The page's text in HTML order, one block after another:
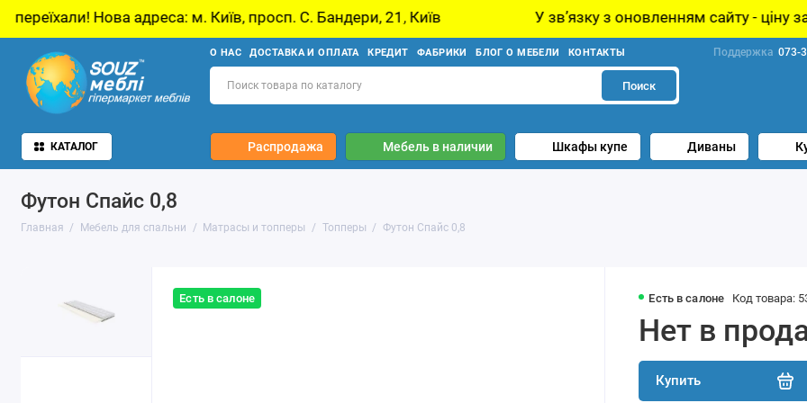
адреса: м. Київ, просп. С. Бандери, 21, Київ У звʼязку з оновленням сайту - ціну за товар
О НАС ДОСТАВКА И ОПЛАТА КРЕДИТ ФАБРИКИ БЛОГ О МЕБЕЛИ КОНТАКТЫ Поддержка 073-
Поиск
КАТАЛОГ Распродажа Мебель в наличии Шкафы купе Диваны
Футон Спайс 0,8
Главная Мебель для спальни Матрасы и топперы Топперы Футон Спайс 0,8
Есть в салоне Есть в салоне Код товара:
Нет в
Купить